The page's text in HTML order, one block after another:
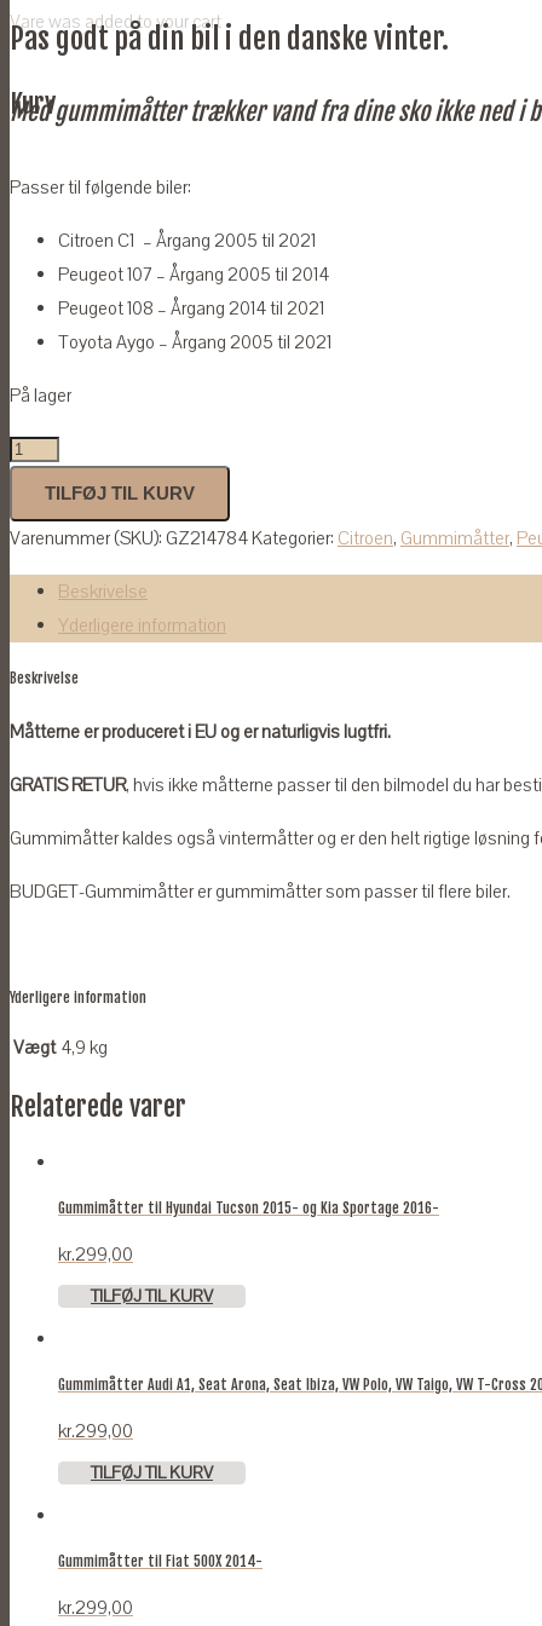
Vare was added to your cart
Kurv
Pas godt på din bil i den danske vinter.
Med gummimåtter trækker vand fra dine sko ikke ned i
Passer til følgende biler:
Citroen C1 – Årgang 2005 til 2021
Peugeot 107 – Årgang 2005 til 2014
Peugeot 108 – Årgang 2014 til 2021
Toyota Aygo – Årgang 2005 til 2021
På lager
BUDGET-
Gummimåtter
til
Citroen
C1,
Peugeot
107
og
108
Toyota
2021
TILFØJ TIL KURV
Varenummer (SKU): GZ214784Kategorier: Citroen, Gummimåtter,
Beskrivelse
Yderligere information
Beskrivelse
Måtterne er produceret i EU og er naturligvis lugtfri.
GRATIS RETUR, hvis ikke måtterne passer til den bilmodel du har
Gummimåtter kaldes også vintermåtter og er den helt rigtige løsning
BUDGET-Gummimåtter er gummimåtter som passer til flere biler.
Yderligere information
Vægt 4,9 kg
Relaterede varer
Gummimåtter til Hyundai Tucson 2015- og Kia Sportage 2016-
kr.299,00
TILFØJ TIL KURV
Gummimåtter Audi A1, Seat Arona, Seat Ibiza, VW Polo, VW Taigo, VW T-Cross
kr.299,00
TILFØJ TIL KURV
Gummimåtter til Fiat 500X 2014-
kr.299,00